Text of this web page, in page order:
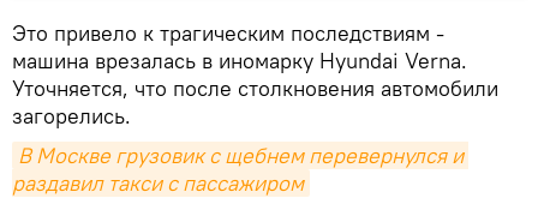
Это привело к трагическим последствиям -
машина врезалась в иномарку Hyundai Verna.
Уточняется, что после столкновения автомобили
загорелись.
В Москве грузовик с щебнем перевернулся и
раздавил такси с пассажиром